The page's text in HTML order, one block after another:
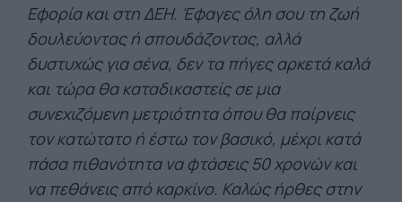
Εφορία και στη ΔΕΗ. Έφαγες όλη σου τη ζωή
δουλεύοντας ή σπουδάζοντας, αλλά
δυστυχώς για σένα, δεν τα πήγες αρκετά καλά
και τώρα θα καταδικαστείς σε μια
συνεχιζόμενη μετριότητα όπου θα παίρνεις
τον κατώτατο ή έστω τον βασικό, μέχρι κατά
πάσα πιθανότητα να φτάσεις 50 χρονών και
να πεθάνεις από καρκίνο. Καλώς ήρθες στην